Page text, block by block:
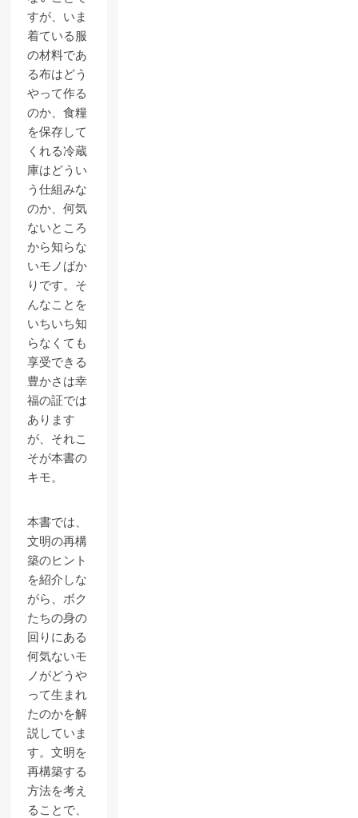
すが、いま
着ている服
の材料であ
る布はどう
やって作る
のか、食糧
を保存して
くれる冷蔵
庫はどうい
う仕組みな
のか、何気
ないところ
から知らな
いモノばか
りです。そ
んなことを
いちいち知
らなくても
享受できる
豊かさは幸
福の証では
あります
が、それこ
そが本書の
キモ。
本書では、
文明の再構
築のヒント
を紹介しな
がら、ボク
たちの身の
回りにある
何気ないモ
ノがどうや
って生まれ
たのかを解
説していま
す。文明を
再構築する
方法を考え
ることで、